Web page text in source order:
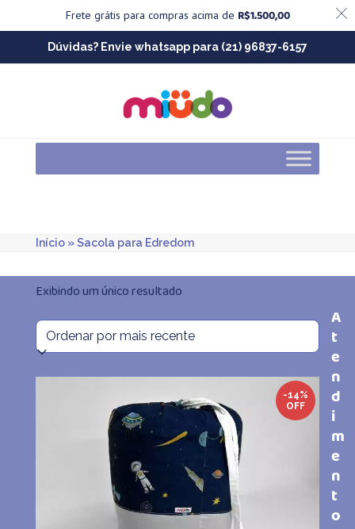
Frete grátis para compras acima de R$1.500,00
Dúvidas? Envie whatsapp para (21) 96837-6157
Início»Sacola para Edredom
Exibindo um único resultado
-14%
OFF
A
t
e
n
d
i
m
e
n
t
o